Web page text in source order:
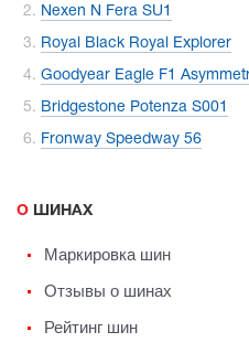
Nexen N Fera SU1
Royal Black Royal Explorer
Goodyear Eagle F1
Bridgestone Potenza S001
Fronway Speedway 56
О ШИНАХ
Маркировка шин
Отзывы о шинах
Рейтинг шин